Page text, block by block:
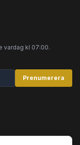
vardag kl 07:00.
Prenumerera